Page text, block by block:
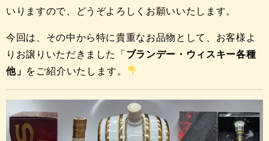
いりますので、どうぞよろしくお願いいたします。
今回は、その中から特に貴重なお品物として、お客様よ
りお譲りいただきました「 ブランデー・ウィスキー各種
他」 をご紹介いたします。